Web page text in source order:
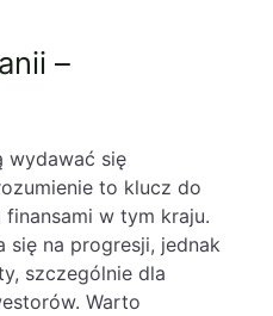
–
wydawać się
to klucz do
w tym kraju.
na progresji, jednak
szczególnie dla
Warto